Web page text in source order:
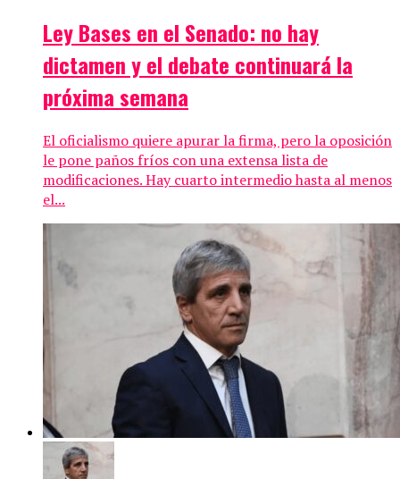
Ley Bases en el Senado: no hay
dictamen y el debate continuará la
próxima semana
El oficialismo quiere apurar la firma, pero la oposición
le pone paños fríos con una extensa lista de
modificaciones. Hay cuarto intermedio hasta al menos
el...